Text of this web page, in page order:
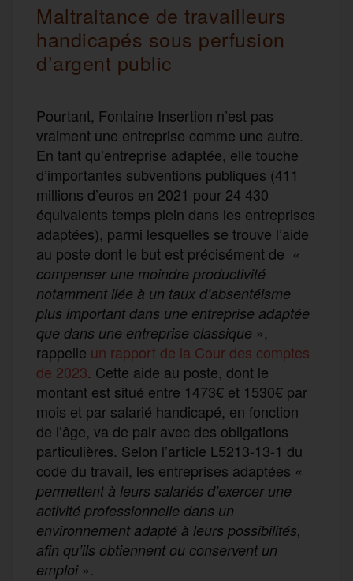
Maltraitance de travailleurs
handicapés sous perfusion
d’argent public
Pourtant, Fontaine Insertion n’est pas
vraiment une entreprise comme une autre.
En tant qu’entreprise adaptée, elle touche
d’importantes subventions publiques (411
millions d’euros en 2021 pour 24 430
équivalents temps plein dans les entreprises
adaptées), parmi lesquelles se trouve l’aide
au poste dont le but est précisément de «
compenser une moindre productivité
notamment liée à un taux d’absentéisme
plus important dans une entreprise adaptée
que dans une entreprise classique »,
rappelle un rapport de la Cour des comptes
de 2023. Cette aide au poste, dont le
montant est situé entre 1473€ et 1530€ par
mois et par salarié handicapé, en fonction
de l’âge, va de pair avec des obligations
particulières. Selon l’article L5213-13-1 du
code du travail, les entreprises adaptées «
permettent à leurs salariés d’exercer une
activité professionnelle dans un
environnement adapté à leurs possibilités,
afin qu’ils obtiennent ou conservent un
emploi».